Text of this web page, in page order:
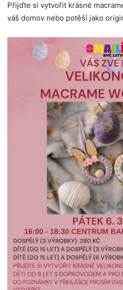
Přijďte si vytvořit krásné
váš domov nebo potěší jako